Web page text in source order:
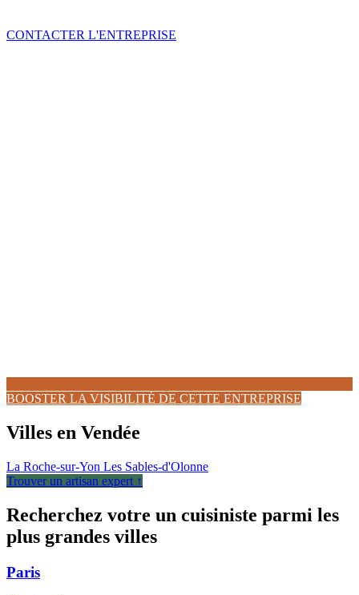
CONTACTER L'ENTREPRISE
BOOSTER LA VISIBILITÉ DE CETTE ENTREPRISE
Villes en Vendée
La Roche-sur-Yon Les Sables-d'Olonne
Trouver un artisan expert ↑
Recherchez votre un cuisiniste parmi les
plus grandes villes
Paris